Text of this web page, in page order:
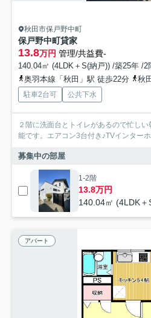
秋田市保戸野中町
保戸野中町貸家
13.8万円 管理/共益費-
140.04㎡ (4LDK＋S(納戸)) /築25年 /2
奥羽本線「秋田」駅 徒歩22分
秋田
駐車2台可 公共下水
２階に洗面台とトイレがあるので忙し
能です。エアコン3台付き♪TVインター
募集中の部屋
1-2階
13.8万円
140.04㎡ (4LDK＋
アパート